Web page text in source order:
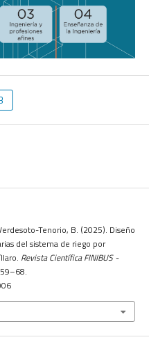
Tenorio, B. (2025). Diseño
del sistema de riego por
Revista Científica FINIBUS -